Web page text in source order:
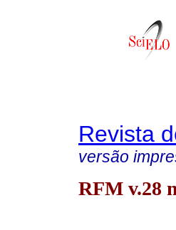
Revista
versão
RFM v.28